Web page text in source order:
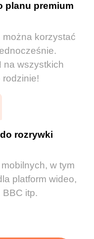
planu premium
można korzystać
na wszystkich
rodzinie!
rozrywki
w tym
platform wideo,
BBC itp.